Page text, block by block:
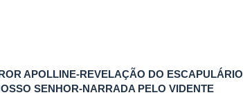
APOLLINE-REVELAÇÃO DO ESCAPULÁRIO
SENHOR-NARRADA PELO VIDENTE